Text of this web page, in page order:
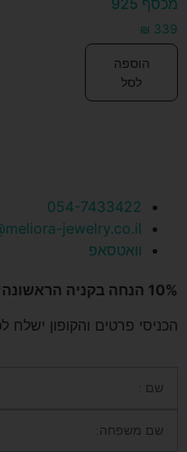
₪ 339
הוספה
לסל
054-7433422
jewelry.co.il
וואטסאפ
10% הנחה בקניה הראשונה*
הכניסי פרטים והקופון